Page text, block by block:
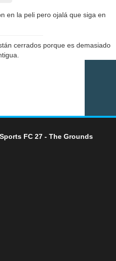
en la peli pero ojalá que siga en
cerrados porque es demasiado
FC 27 - The Grounds